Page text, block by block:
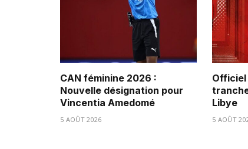
CAN féminine 2026 :
Nouvelle désignation pour
Vincentia Amedomé
5 AOÛT 2026
Officiel
Libye
5 AOÛT